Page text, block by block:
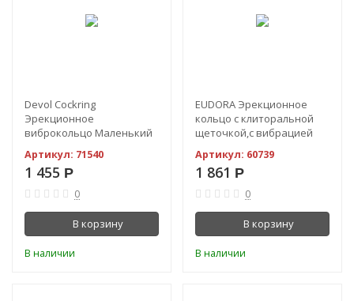
Devol Cockring
Эрекционное
виброкольцо Маленький
Артикул: 71540
1 455 Р
0
В корзину
В наличии
EUDORA Эрекционное
кольцо с клиторальной
щеточкой,с вибрацией
Артикул: 60739
1 861 Р
0
В корзину
В наличии